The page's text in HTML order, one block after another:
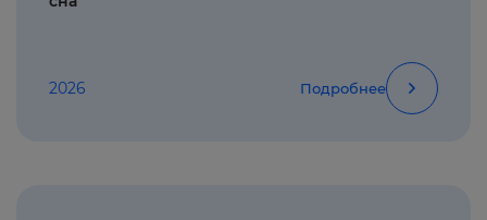
2026 Подробнее